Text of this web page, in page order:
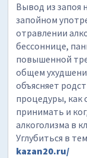
Вывод из запоя
запойном
отравлении
бессоннице,
повышенной
общем
объясняет
процедуры, как
принимать и
алкоголизма в
Углубиться в
kazan20.ru/